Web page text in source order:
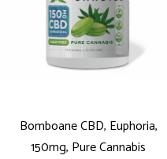
Bomboane CBD, Euphoria,
150mg, Pure Cannabis